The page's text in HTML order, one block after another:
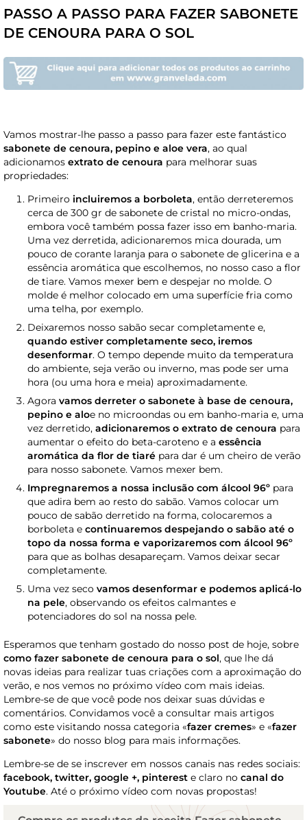
PASSO A PASSO PARA FAZER SABONETE
DE CENOURA PARA O SOL
Vamos mostrar-lhe passo a passo para fazer este fantástico
sabonete de cenoura, pepino e aloe vera, ao qual
adicionamos extrato de cenoura para melhorar suas
propriedades:
Primeiro incluiremos a borboleta, então derreteremos
cerca de 300 gr de sabonete de cristal no micro-ondas,
embora você também possa fazer isso em banho-maria.
Uma vez derretida, adicionaremos mica dourada, um
pouco de corante laranja para o sabonete de glicerina e a
essência aromática que escolhemos, no nosso caso a flor
de tiare. Vamos mexer bem e despejar no molde. O
molde é melhor colocado em uma superfície fria como
uma telha, por exemplo.
Deixaremos nosso sabão secar completamente e,
quando estiver completamente seco, iremos
desenformar. O tempo depende muito da temperatura
do ambiente, seja verão ou inverno, mas pode ser uma
hora (ou uma hora e meia) aproximadamente.
Agora vamos derreter o sabonete à base de cenoura,
pepino e aloe no microondas ou em banho-maria e, uma
vez derretido, adicionaremos o extrato de cenoura para
aumentar o efeito do beta-caroteno e a essência
aromática da flor de tiaré para dar é um cheiro de verão
para nosso sabonete. Vamos mexer bem.
Impregnaremos a nossa inclusão com álcool 96º para
que adira bem ao resto do sabão. Vamos colocar um
pouco de sabão derretido na forma, colocaremos a
borboleta e continuaremos despejando o sabão até o
topo da nossa forma e vaporizaremos com álcool 96º
para que as bolhas desapareçam. Vamos deixar secar
completamente.
Uma vez seco vamos desenformar e podemos aplicá-lo
na pele, observando os efeitos calmantes e
potenciadores do sol na nossa pele.
Esperamos que tenham gostado do nosso post de hoje, sobre
como fazer sabonete de cenoura para o sol, que lhe dá
novas ideias para realizar tuas criações com a aproximação do
verão, e nos vemos no próximo vídeo com mais ideias.
Lembre-se de que você pode nos deixar suas dúvidas e
comentários. Convidamos você a consultar mais artigos
como este visitando nossa categoria «fazer cremes» e «fazer
sabonete» do nosso blog para mais informações.
Lembre-se de se inscrever em nossos canais nas redes sociais:
facebook, twitter, google +, pinterest e claro no canal do
Youtube. Até o próximo vídeo com novas propostas!